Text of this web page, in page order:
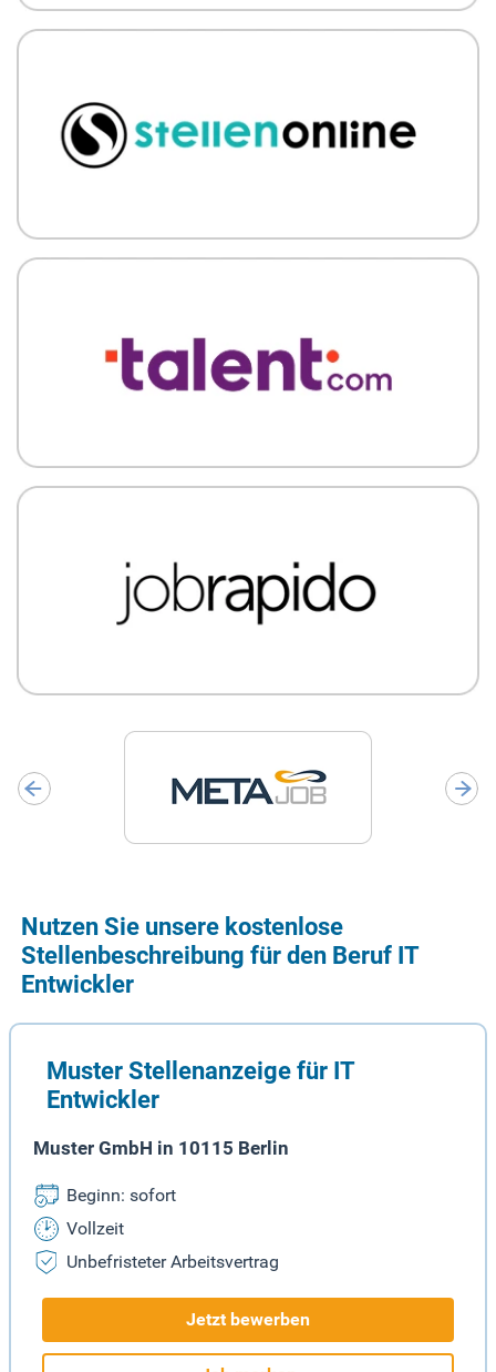
Nutzen Sie unsere kostenlose
Stellenbeschreibung für den Beruf IT
Entwickler
Muster Stellenanzeige für IT
Entwickler
Muster GmbH in 10115 Berlin
Beginn: sofort
Vollzeit
Unbefristeter Arbeitsvertrag
Jetzt bewerben